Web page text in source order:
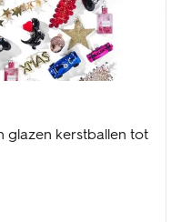
glazen kerstballen tot